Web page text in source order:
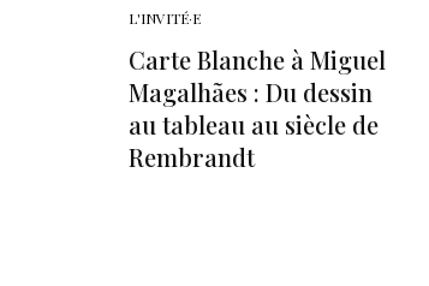
L'INVITÉ·E
Carte Blanche à Miguel
Magalhães : Du dessin
au tableau au siècle de
Rembrandt